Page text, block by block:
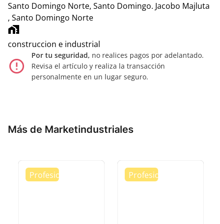
Santo Domingo Norte, Santo Domingo. Jacobo Majluta
, Santo Domingo Norte
home_work
construccion e industrial
error_outline
Por tu seguridad, no realices pagos por adelantado.
Revisa el artículo y realiza la transacción
personalmente en un lugar seguro.
Más de Marketindustriales